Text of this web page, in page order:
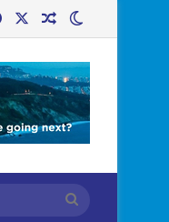
FacebookRandom Article